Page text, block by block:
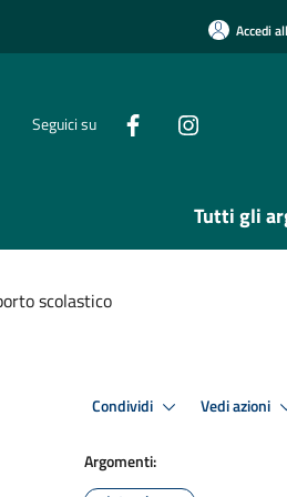
Accedi
Seguici su
Tutti gli
scolastico
Condividi Vedi azioni
Argomenti: